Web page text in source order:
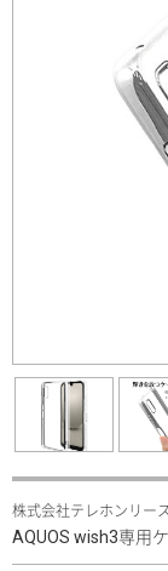
株式会社テレホンリー
AQUOS wish3専用